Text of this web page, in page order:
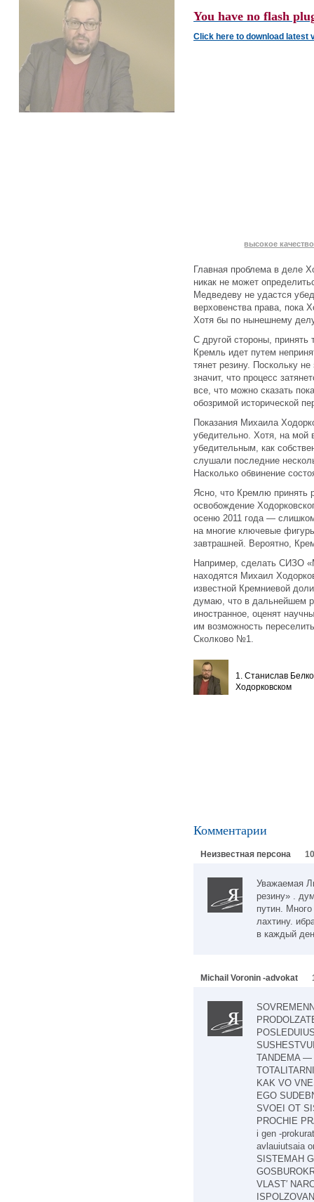
You have no flash
Click here to download latest
высокое
Главная проблема в деле
никак не может
Медведеву не удастся
верховенства права, пока
Хотя бы по нынешнему
С другой стороны, принять
Кремль идет путем
тянет резину. Поскольку
значит, что процесс
все, что можно сказать
обозримой исторической
Показания Михаила
убедительно. Хотя, на мой
убедительным, как
слушали последние
Насколько обвинение
Ясно, что Кремлю принять
освобождение
осеню 2011 года —
на многие ключевые
завтрашней. Вероятно,
Например, сделать СИЗО
находятся Михаил
известной Кремниевой
думаю, что в дальнейшем
иностранное, оценят
им возможность
Сколково №1.
1. Станислав
Ходорковском
Комментарии
Неизвестная персона
Уважаемая
резину» .
путин.
лахтину.
в каждый
Michail Voronin -advokat
TANDEMA —
KAK VO
EGO
SVOEI OT
PROCHIE
i gen -
avlauiutsaia
SISTEMAH
VLAST′